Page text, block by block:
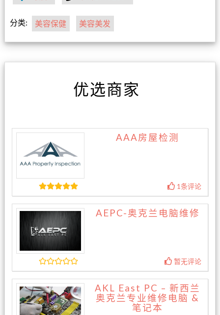
分类: 美容保健 美容美发
优选商家
AAA房屋检测
1条评论
AEPC-奥克兰电脑维修
暂无评论
AKL East PC – 新西兰
奥克兰专业维修电脑 &
笔记本